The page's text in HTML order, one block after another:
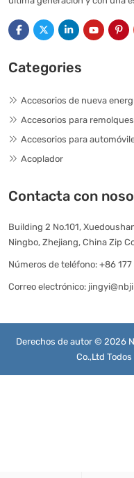
Categories
Accesorios de nueva
Accesorios para remolques
Accesorios para
Acoplador
Contacta con
Building 2 No.101,
Ningbo, Zhejiang, China Zip
Números de teléfono: +86
Correo electrónico:
Derechos de autor © 2026
Co.,Ltd